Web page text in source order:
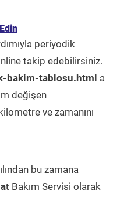
periyodik
takip edebilirsiniz.
bakim-tablosu.html a
değişen
ve zamanını
bu zamana
Bakım Servisi olarak